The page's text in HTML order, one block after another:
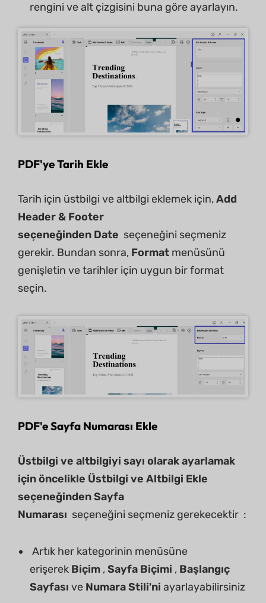
rengini ve alt çizgisini buna göre ayarlayın.
PDF'ye Tarih Ekle
Tarih için üstbilgi ve altbilgi eklemek için,Add
Header & Footer
seçeneğinden Date seçeneğini seçmeniz
gerekir. Bundan sonra, Format menüsünü
genişletin ve tarihler için uygun bir format
seçin.
PDF'e Sayfa Numarası Ekle
Üstbilgi ve altbilgiyi sayı olarak ayarlamak
için öncelikle Üstbilgi ve Altbilgi Ekle
seçeneğindenSayfa
Numarası seçeneğini seçmeniz gerekecektir :
Artık her kategorinin menüsüne
erişerek Biçim ,Sayfa Biçimi , Başlangıç ​​
Sayfası ve Numara Stili'ni ayarlayabilirsiniz